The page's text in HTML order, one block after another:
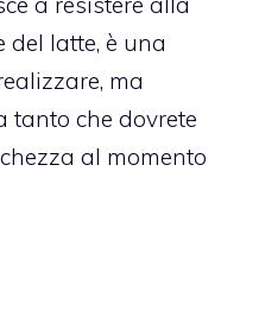
del latte, è una
ma
tanto che dovrete
al momento